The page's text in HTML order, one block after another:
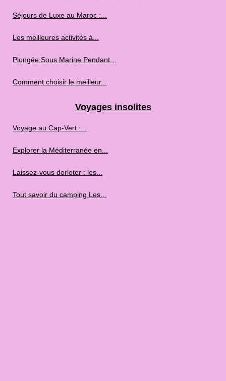
Séjours de Luxe au Maroc :...
Les meilleures activités à...
Plongée Sous Marine Pendant...
Comment choisir le meilleur...
Voyages insolites
Voyage au Cap‑Vert :...
Explorer la Méditerranée en...
Laissez-vous dorloter : les...
Tout savoir du camping Les...